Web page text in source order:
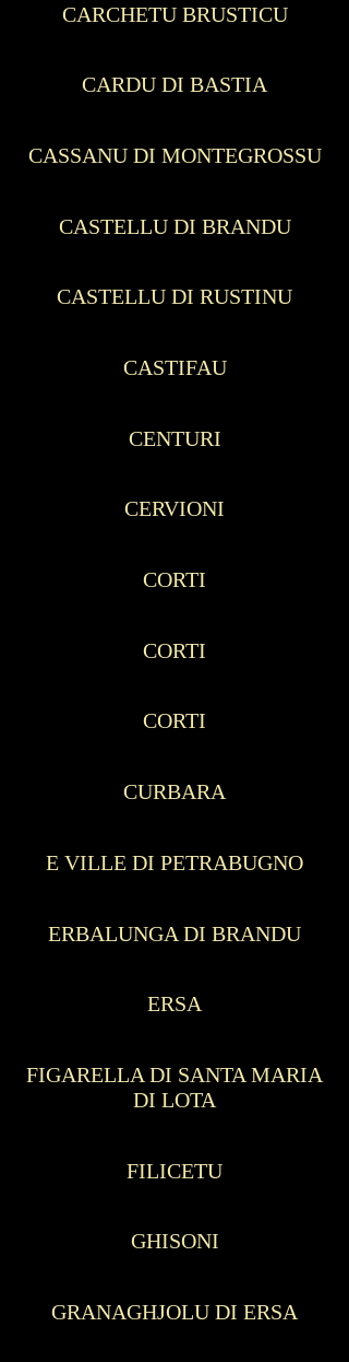
CARCHETU BRUSTICU
CARDU DI BASTIA
CASSANU DI MONTEGROSSU
CASTELLU DI BRANDU
CASTELLU DI RUSTINU
CASTIFAU
CENTURI
CERVIONI
CORTI
CORTI
CORTI
CURBARA
E VILLE DI PETRABUGNO
ERBALUNGA DI BRANDU
ERSA
FIGARELLA DI SANTA MARIA
DI LOTA
FILICETU
GHISONI
GRANAGHJOLU DI ERSA